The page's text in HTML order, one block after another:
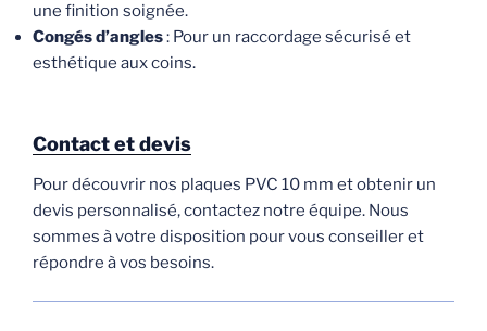
une finition soignée.
Congés d’angles: Pour un raccordage sécurisé et
esthétique aux coins.
Contact et devis
Pour découvrir nos plaques PVC 10 mm et obtenir un
devis personnalisé, contactez notre équipe. Nous
sommes à votre disposition pour vous conseiller et
répondre à vos besoins.